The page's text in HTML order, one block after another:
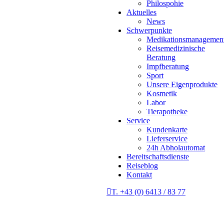
Philospohie
Aktuelles
News
Schwerpunkte
Reisemedizinische
Beratung
Impfberatung
Sport
Unsere Eigenprodukte
Kosmetik
Labor
Tierapotheke
Service
Kundenkarte
Lieferservice
24h Abholautomat
Bereitschaftsdienste
Reiseblog
Kontakt
T. +43 (0) 6413 / 83 77